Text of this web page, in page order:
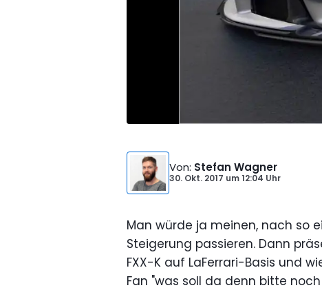
Von: Stefan Wagner
30. Okt. 2017 um12:04 Uhr
Man würde ja meinen, nach so
Steigerung passieren. Dann
FXX-K auf LaFerrari-Basis und
Fan "was soll da denn bitte